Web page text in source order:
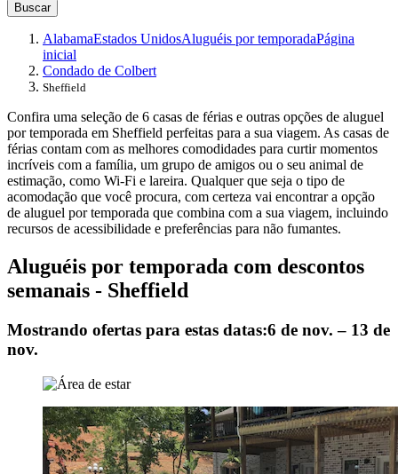
Buscar
AlabamaEstados UnidosAluguéis por temporadaPágina
inicial
Condado de Colbert
Sheffield
Confira uma seleção de 6 casas de férias e outras opções de aluguel
por temporada em Sheffield perfeitas para a sua viagem. As casas de
férias contam com as melhores comodidades para curtir momentos
incríveis com a família, um grupo de amigos ou o seu animal de
estimação, como Wi-Fi e lareira. Qualquer que seja o tipo de
acomodação que você procura, com certeza vai encontrar a opção
de aluguel por temporada que combina com a sua viagem, incluindo
recursos de acessibilidade e preferências para não fumantes.
Aluguéis por temporada com descontos
semanais - Sheffield
Mostrando ofertas para estas datas:6 de nov. – 13 de
nov.